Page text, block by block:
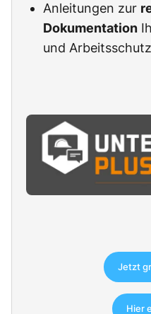
Anleitungen zur
Dokumentation
und
Jetzt
Hier